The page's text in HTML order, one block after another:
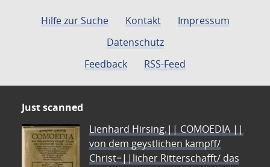
Hilfe zur Suche Kontakt
Impressum
Datenschutz
Feedback
RSS-Feed
Just scanned
Lienhard Hirsing.|| COMOEDIA ||
von dem geystlichen kampff/
Christ=||licher Ritterschafft/ das